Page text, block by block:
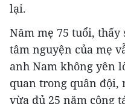
lại.
Năm mẹ 75 tuổi, thấy
tâm nguyện của mẹ
anh Nam không yên
quan trong quân đội,
vừa đủ 25 năm công